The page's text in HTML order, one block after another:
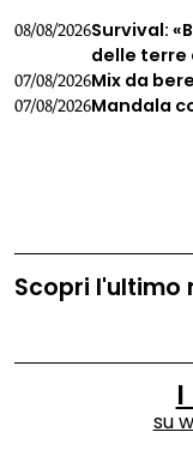
08/08/2026Survival:
delle terre
07/08/2026Mix da
07/08/2026Mandala
Scopri l'ultimo
I
su